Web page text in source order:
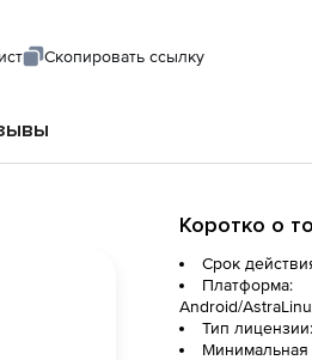
Скопировать ссылку
Коротко о
Срок
Платформа:
Android/
Тип
Минимальная